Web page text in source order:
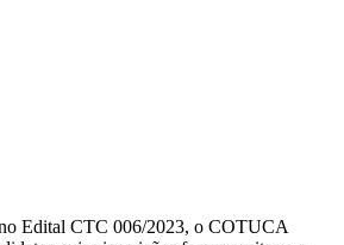
Edital CTC 006/2023, o COTUCA